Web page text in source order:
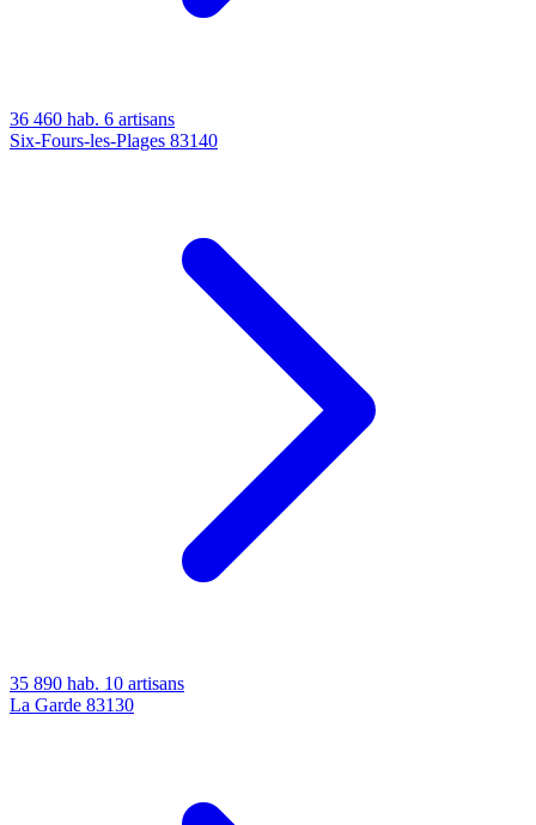
36 460 hab. 6 artisans
Six-Fours-les-Plages 83140
35 890 hab. 10 artisans
La Garde 83130